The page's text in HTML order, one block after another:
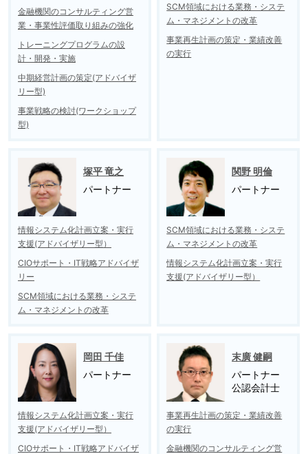
金融機関のコンサルティング営
業・事業性評価取り組みの強化
トレーニングプログラムの設
計・開発・実施
中期経営計画の策定(アドバイザ
リー型)
事業戦略の検討(ワークショップ
型)
SCM領域における業務・システ
ム・マネジメントの改革
事業再生計画の策定・業績改善
の実行
塚平 竜之
パートナー
情報システム化計画立案・実行
支援(アドバイザリー型）
CIOサポート・IT戦略アドバイザ
リー
SCM領域における業務・システ
ム・マネジメントの改革
関野 明倫
パートナー
SCM領域における業務・システ
ム・マネジメントの改革
情報システム化計画立案・実行
支援(アドバイザリー型）
岡田 千佳
パートナー
情報システム化計画立案・実行
支援(アドバイザリー型）
CIOサポート・IT戦略アドバイザ
末廣 健嗣
パートナー
公認会計士
事業再生計画の策定・業績改善
の実行
金融機関のコンサルティング営